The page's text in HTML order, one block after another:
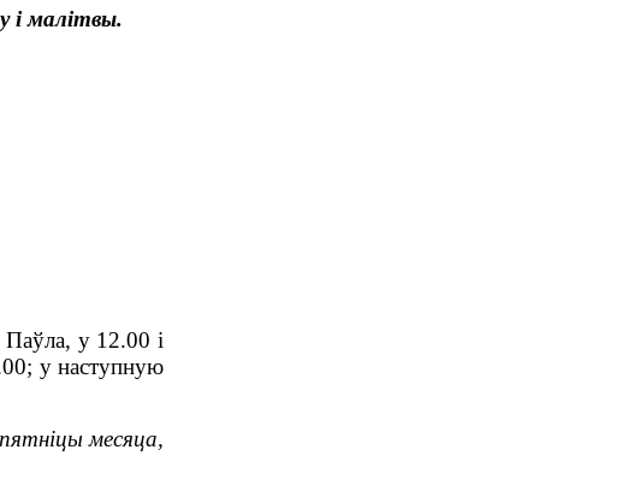
і малітвы.
у 12.00 і
у наступную
месяца,